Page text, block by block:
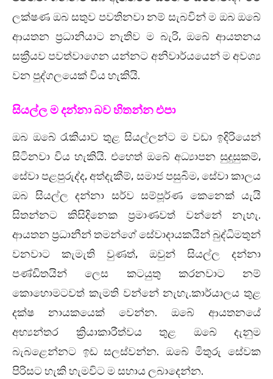
ලක්ෂණ ඔබ සතුව පවතිනවා නම් සැබවින් ම ඔබ ඔබේ
ආයතන ප්‍රධානියාට නැතිව ම බැරි, ඔබේ ආයතනය
සක්‍රීයව පවත්වාගෙන යන්නට අනිවාර්යයෙන් ම අවශ්‍ය
වන පුද්ගලයෙක් විය හැකියි.
සියල්ල ම දන්නා බව හිතන්න එපා
ඔබ ඔබේ රැකියාව තුළ සියල්ලන්ට ම වඩා ඉදිරියෙන්
සිටිනවා විය හැකියි. එහෙත් ඔබේ අධ්‍යාපන සුදුසුකම්,
සේවා පළපුරුද්ද, අත්දැකීම්, සමාජ පසුබිම, සේවා කාලය
ඔබ සියල්ල දන්නා සර්ව සම්පූර්ණ කෙනෙක් යැයි
සිතන්නට කිසිදිනෙක ප්‍රමාණවත් වන්නේ නැහැ.
ආයතන ප්‍රධානීන් තමන්ගේ සේවාදායකයින් බුද්ධිමතුන්
වනවාට කැමැති වුණත්, ඔවුන් සියල්ල දන්නා
පණ්ඩිතයින් ලෙස කටයුතු කරනවාට නම්
කොහොමටවත් කැමති වන්නේ නැහැ.කාර්යාලය තුළ
දක්ෂ නායකයෙක් වෙන්න. ඔබේ ආයතනයේ
අභ්‍යන්තර ක්‍රියාකාරීත්වය තුළ ඔබේ දැනුම
බැබළෙන්නට ඉඩ සලස්වන්න. ඔබේ මිතුරු සේවක
පිරිසට හැකි හැමවිට ම සහාය ලබාදෙන්න.